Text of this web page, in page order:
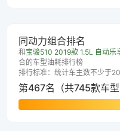
同动力组合排名
和 宝骏510 2019款 1.5L 自动乐
合的车型油耗排行榜
排行标准：统计车主数不少于20
第467名（共745款车型